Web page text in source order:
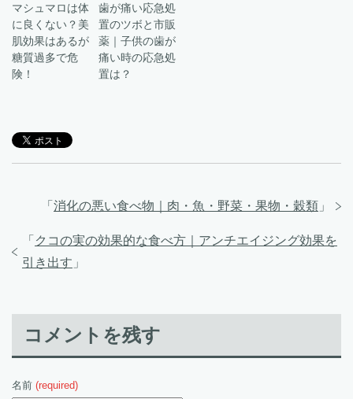
マシュマロは体
に良くない？美
肌効果はあるが
糖質過多で危
険！
歯が痛い応急処
置のツボと市販
薬｜子供の歯が
痛い時の応急処
置は？
「 消化の悪い食べ物｜肉・魚・野菜・果物・穀類 」
「 クコの実の効果的な食べ方｜アンチエイジング効果を
引き出す 」
コメントを残す
名前 (required)